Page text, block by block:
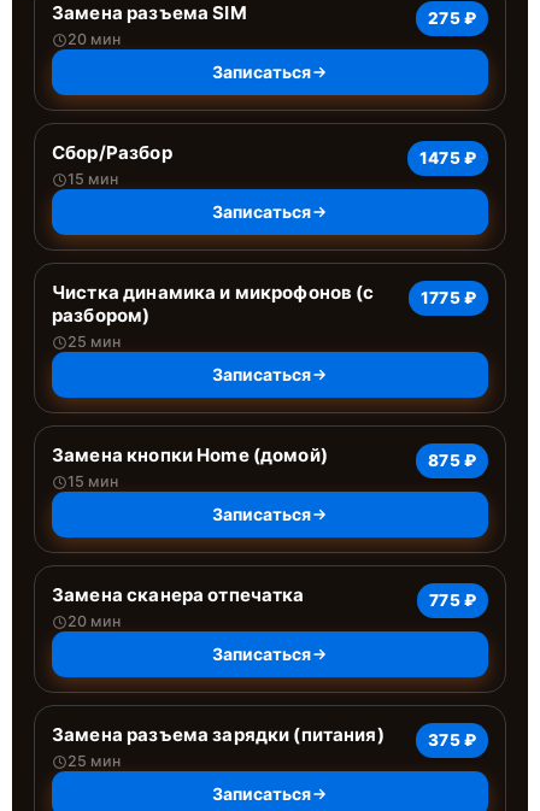
Замена разъема SIM
20 мин
275 ₽
Записаться
Сбор/Разбор
15 мин
1475 ₽
Записаться
Чистка динамика и микрофонов (с
разбором)
25 мин
1775 ₽
Записаться
Замена кнопки Home (домой)
15 мин
875 ₽
Записаться
Замена сканера отпечатка
20 мин
775 ₽
Записаться
Замена разъема зарядки (питания)
25 мин
375 ₽
Записаться